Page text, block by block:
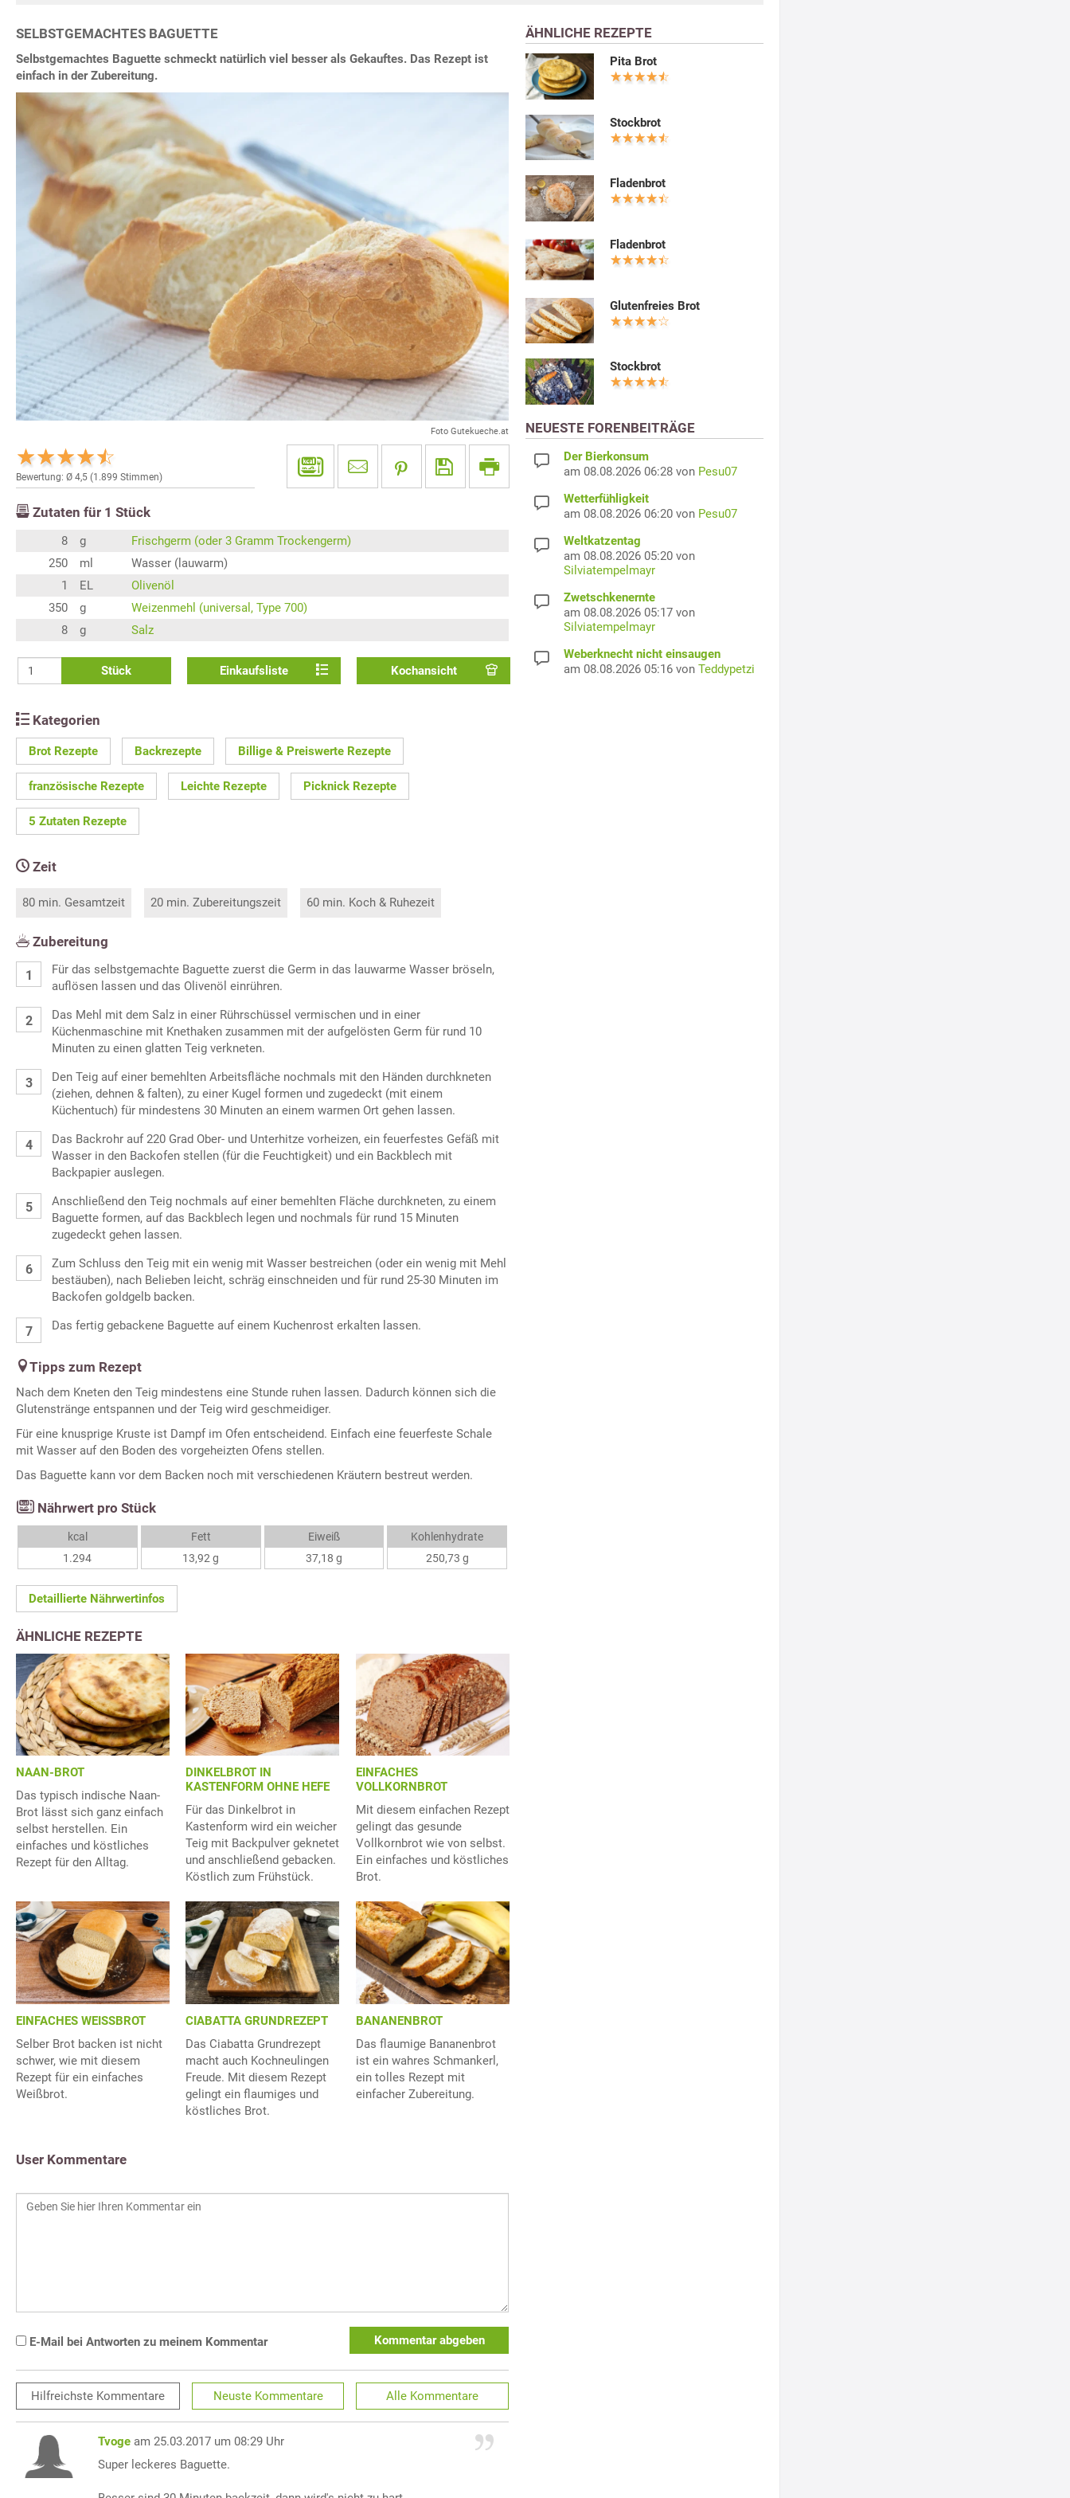
SELBSTGEMACHTES BAGUETTE
Selbstgemachtes Baguette schmeckt natürlich viel besser als Gekauftes. Das Rezept ist
einfach in der Zubereitung.
Foto Gutekueche.at
Bewertung: Ø 4,5 (1.899 Stimmen)
Zutaten für 1 Stück
8 g
Frischgerm (oder 3 Gramm Trockengerm)
250
ml
Wasser (lauwarm)
1
EL
Olivenöl
350
g
Weizenmehl (universal, Type 700)
8
g Salz
Stück Einkaufsliste Kochansicht
Kategorien
Brot Rezepte Backrezepte Billige & Preiswerte Rezepte
französische Rezepte Leichte Rezepte Picknick Rezepte
5 Zutaten Rezepte
Zeit
80 min. Gesamtzeit 20 min. Zubereitungszeit 60 min. Koch & Ruhezeit
Zubereitung
Für das selbstgemachte Baguette zuerst die Germ in das lauwarme Wasser bröseln,
auflösen lassen und das Olivenöl einrühren.
Das Mehl mit dem Salz in einer Rührschüssel vermischen und in einer
Küchenmaschine mit Knethaken zusammen mit der aufgelösten Germ für rund 10
Minuten zu einen glatten Teig verkneten.
Den Teig auf einer bemehlten Arbeitsfläche nochmals mit den Händen durchkneten
(ziehen, dehnen & falten), zu einer Kugel formen und zugedeckt (mit einem
Küchentuch) für mindestens 30 Minuten an einem warmen Ort gehen lassen.
Das Backrohr auf 220 Grad Ober- und Unterhitze vorheizen, ein feuerfestes Gefäß mit
Wasser in den Backofen stellen (für die Feuchtigkeit) und ein Backblech mit
Backpapier auslegen.
Anschließend den Teig nochmals auf einer bemehlten Fläche durchkneten, zu einem
Baguette formen, auf das Backblech legen und nochmals für rund 15 Minuten
zugedeckt gehen lassen.
Zum Schluss den Teig mit ein wenig mit Wasser bestreichen (oder ein wenig mit Mehl
bestäuben), nach Belieben leicht, schräg einschneiden und für rund 25-30 Minuten im
Backofen goldgelb backen.
Das fertig gebackene Baguette auf einem Kuchenrost erkalten lassen.
Tipps zum Rezept
Nach dem Kneten den Teig mindestens eine Stunde ruhen lassen. Dadurch können sich die
Glutenstränge entspannen und der Teig wird geschmeidiger.
Für eine knusprige Kruste ist Dampf im Ofen entscheidend. Einfach eine feuerfeste Schale
mit Wasser auf den Boden des vorgeheizten Ofens stellen.
Das Baguette kann vor dem Backen noch mit verschiedenen Kräutern bestreut werden.
Nährwert pro Stück
kcal
1.294
Fett
13,92 g
Eiweiß
37,18 g
Kohlenhydrate
250,73 g
Detaillierte Nährwertinfos
ÄHNLICHE REZEPTE
NAAN-BROT
Das typisch indische Naan-
Brot lässt sich ganz einfach
selbst herstellen. Ein
einfaches und köstliches
Rezept für den Alltag.
DINKELBROT IN
KASTENFORM OHNE HEFE
Für das Dinkelbrot in
Kastenform wird ein weicher
Teig mit Backpulver geknetet
und anschließend gebacken.
Köstlich zum Frühstück.
EINFACHES
VOLLKORNBROT
Mit diesem einfachen Rezept
gelingt das gesunde
Vollkornbrot wie von selbst.
Ein einfaches und köstliches
Brot.
EINFACHES WEISSBROT
Selber Brot backen ist nicht
schwer, wie mit diesem
Rezept für ein einfaches
Weißbrot.
CIABATTA GRUNDREZEPT
Das Ciabatta Grundrezept
macht auch Kochneulingen
Freude. Mit diesem Rezept
gelingt ein flaumiges und
köstliches Brot.
BANANENBROT
Das flaumige Bananenbrot
ist ein wahres Schmankerl,
ein tolles Rezept mit
einfacher Zubereitung.
User Kommentare
E-Mail bei Antworten zu meinem Kommentar Kommentar abgeben
Hilfreichste Kommentare Neuste Kommentare Alle Kommentare
Tvoge am 25.03.2017 um 08:29 Uhr
Super leckeres Baguette.
ÄHNLICHE REZEPTE
Pita Brot
Stockbrot
Fladenbrot
Fladenbrot
Glutenfreies Brot
Stockbrot
NEUESTE FORENBEITRÄGE
Der Bierkonsum
am 08.08.2026 06:28 von Pesu07
Wetterfühligkeit
am 08.08.2026 06:20 von Pesu07
Weltkatzentag
am 08.08.2026 05:20 von
Silviatempelmayr
Zwetschkenernte
am 08.08.2026 05:17 von
Silviatempelmayr
Weberknecht nicht einsaugen
am 08.08.2026 05:16 von Teddypetzi